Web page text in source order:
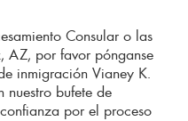
Consular o las
AZ, por favor pónganse
inmigración Vianey K.
bufete de
por el proceso